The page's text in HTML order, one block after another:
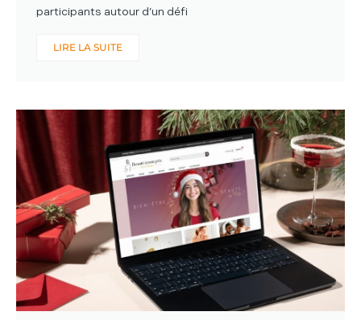
participants autour d’un défi
LIRE LA SUITE